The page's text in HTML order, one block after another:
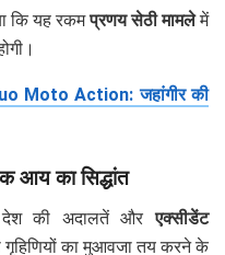
कि यह रकमप्रणय सेठी मामलेमें
Moto Action: जहांगीर की
आय का सिद्धांत
देश की अदालतें औरएक्सीडेंट
गृहिणियों का मुआवजा तय करने के